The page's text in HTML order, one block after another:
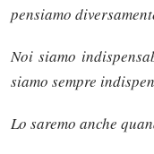
pensiamo
Noi siamo
siamo sempre
Lo saremo anche